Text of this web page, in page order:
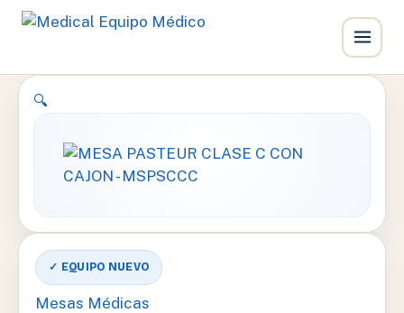
🔍
✓ EQUIPO NUEVO
Mesas Médicas